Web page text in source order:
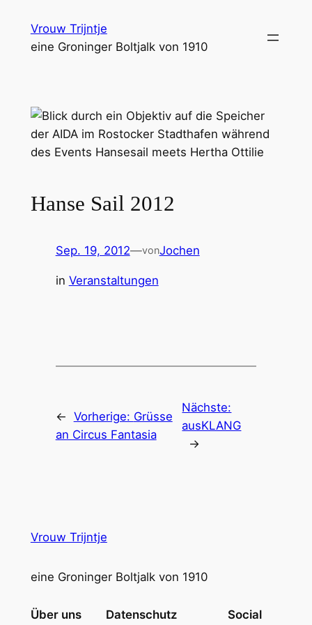
Inhalt
springen
Vrouw Trijntje
eine Groninger Boltjalk von 1910
Hanse Sail 2012
Sep. 19, 2012—vonJochen
in Veranstaltungen
← Vorherige: Grüsse
an Circus Fantasia
Nächste:
ausKLANG
→
Vrouw Trijntje
eine Groninger Boltjalk von 1910
Über uns Datenschutz Social